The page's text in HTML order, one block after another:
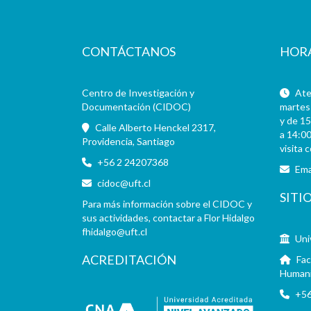
CONTÁCTANOS
Centro de Investigación y
Documentación (CIDOC)
Calle Alberto Henckel 2317,
Providencia, Santiago
+56 2 24207368
cidoc@uft.cl
Para más información sobre el CIDOC y
sus actividades, contactar a Flor Hidalgo
fhidalgo@uft.cl
ACREDITACIÓN
y de
a
visita